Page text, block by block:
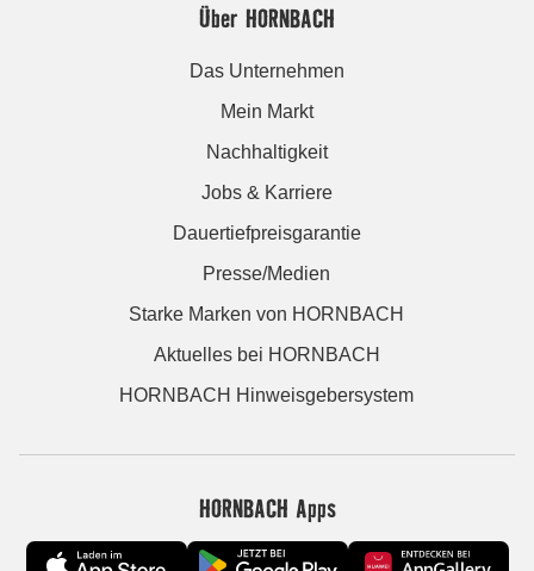
Über HORNBACH
Das Unternehmen
Mein Markt
Nachhaltigkeit
Jobs & Karriere
Dauertiefpreisgarantie
Presse/Medien
Starke Marken von HORNBACH
Aktuelles bei HORNBACH
HORNBACH Hinweisgebersystem
HORNBACH Apps